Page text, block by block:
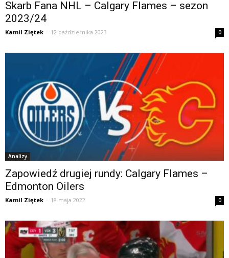
Skarb Fana NHL – Calgary Flames – sezon
2023/24
Kamil Ziętek - 12 października 2023 0
Analizy
Zapowiedź drugiej rundy: Calgary Flames –
Edmonton Oilers
Kamil Ziętek - 18 maja 2022 0